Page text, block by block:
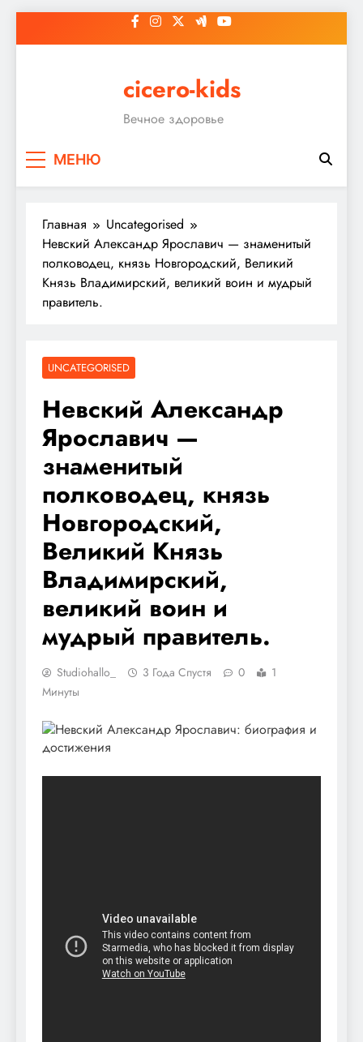
к
cicero-kids
Вечное здоровье
МЕНЮ
Главная
Uncategorised
Невский Александр Ярославич — знаменитый
полководец, князь Новгородский, Великий
Князь Владимирский, великий воин и мудрый
правитель.
UNCATEGORISED
Невский Александр
Ярославич —
знаменитый
полководец, князь
Новгородский,
Великий Князь
Владимирский,
великий воин и
мудрый правитель.
Studiohallo_ 3 Года Спустя 0
1
Минуты